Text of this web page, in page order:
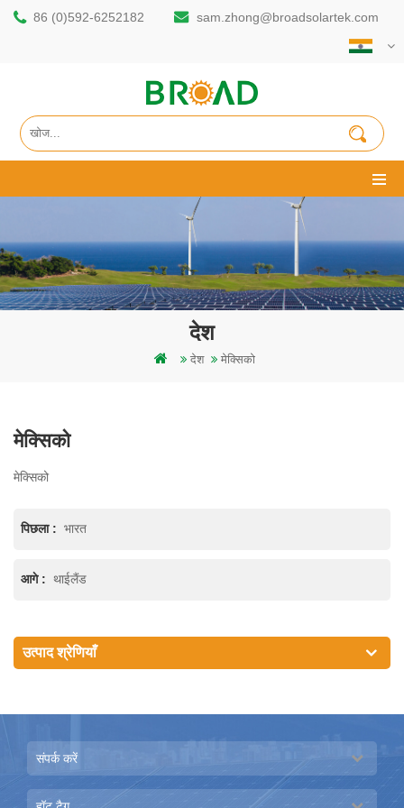
86 (0)592-6252182 sam.zhong@broadsolartek.com
देश
देश मेक्सिको
मेक्सिको
मेक्सिको
पिछला : भारत
आगे : थाईलैंड
उत्पाद श्रेणियाँ
संपर्क करें